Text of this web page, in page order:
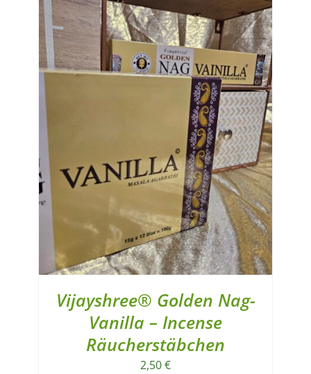
Vijayshree® Golden Nag-
Vanilla – Incense
Räucherstäbchen
2,50€